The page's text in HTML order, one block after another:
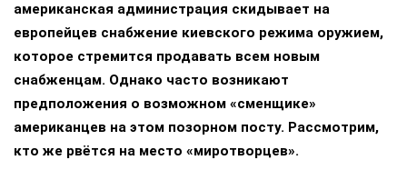
американская администрация скидывает на
европейцев снабжение киевского режима оружием,
которое стремится продавать всем новым
снабженцам. Однако часто возникают
предположения о возможном «сменщике»
американцев на этом позорном посту. Рассмотрим,
кто же рвётся на место «миротворцев».